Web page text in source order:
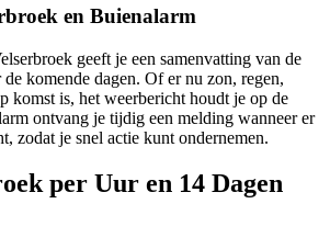
en Buienalarm
geeft je een samenvatting van de
komende dagen. Of er nu zon, regen,
komst is, het weerbericht houdt je op de
ontvang je tijdig een melding wanneer er
zodat je snel actie kunt ondernemen.
per Uur en 14 Dagen